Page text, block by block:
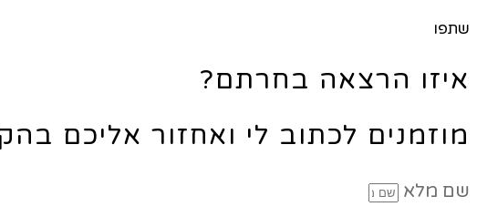
שתפו
איזו הרצאה בחרתם?
מוזמנים לכתוב לי ואחזור אליכם
שם מלא